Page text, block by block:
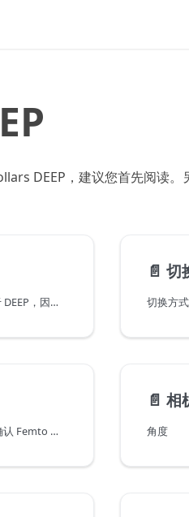
DEEP，建议您首先阅读。
适用于 MONO 的重要事项同样适用于 DEEP，因此我们再次赘述。
📄️ 切
切换方式
在使用 DEEP 前，请先使用一下步骤确认 Femto 正常连接并可以进行骨骼识别。
📄️ 相
角度